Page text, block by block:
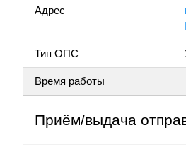
Адрес
Тип ОПС
Время работы
Приём/выдача